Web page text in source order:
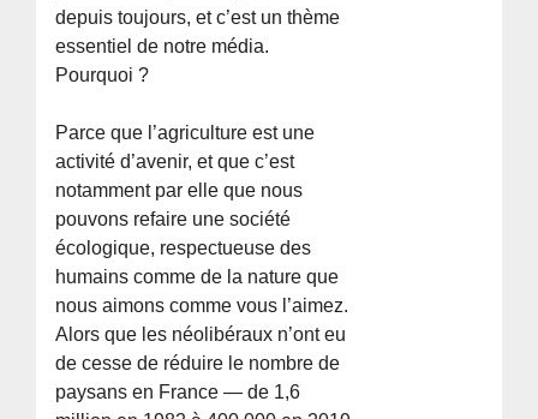
depuis toujours, et c’est un thème
essentiel de notre média.
Pourquoi ?
Parce que l’agriculture est une
activité d’avenir, et que c’est
notamment par elle que nous
pouvons refaire une société
écologique, respectueuse des
humains comme de la nature que
nous aimons comme vous l’aimez.
Alors que les néolibéraux n’ont eu
de cesse de réduire le nombre de
paysans en France — de 1,6